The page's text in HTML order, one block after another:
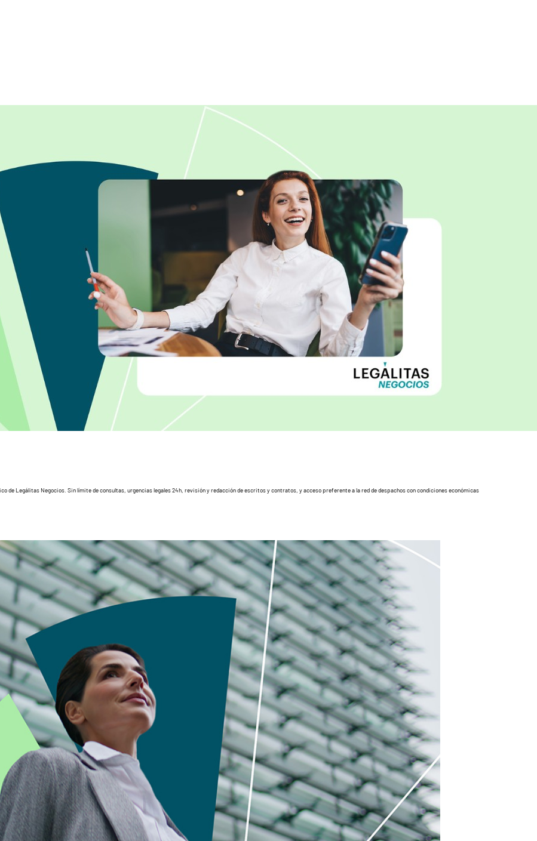
de Legálitas Negocios. Sin límite de consultas, urgencias legales 24h, revisión y redacción de escritos y contratos, y acceso preferente a la red de despachos con condiciones económicas